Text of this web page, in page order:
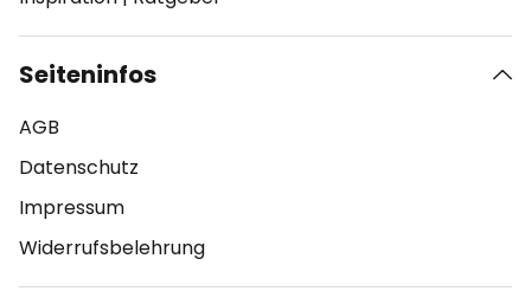
Seiteninfos
AGB
Datenschutz
Impressum
Widerrufsbelehrung